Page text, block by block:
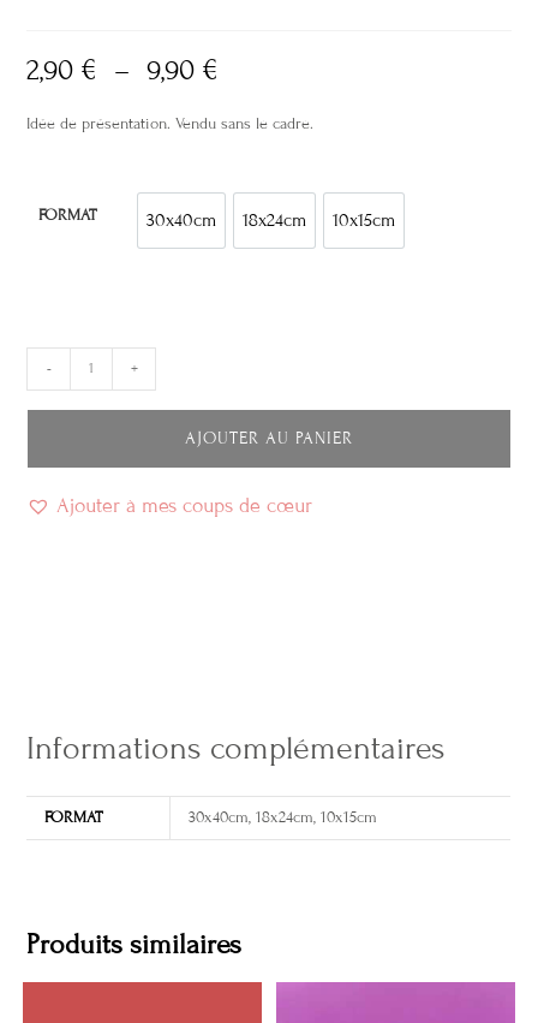
2,90€ – 9,90€
Idée de présentation. Vendu sans le cadre.
FORMAT 30x40cm 18x24cm 10x15cm
- +
AJOUTER AU PANIER
Ajouter à mes coups de cœur
Informations complémentaires
FORMAT 30x40cm, 18x24cm, 10x15cm
Produits similaires